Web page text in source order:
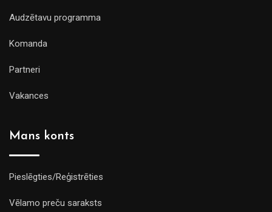
Audzētavu programma
Komanda
Partneri
Vakances
Mans konts
Pieslēgties/Reģistrēties
Vēlamo preču saraksts